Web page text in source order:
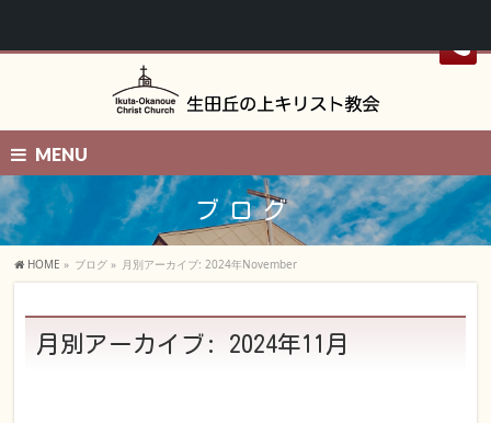
MENU
ブログ
HOME » ブログ » 月別アーカイブ: 2024年November
月別アーカイブ: 2024年11月